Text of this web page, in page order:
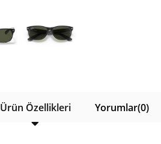
Ürün Özellikleri Yorumlar(0)